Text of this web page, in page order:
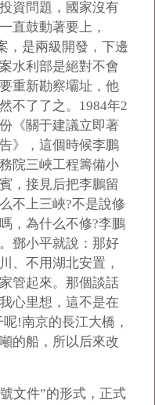
資問題，國家沒有
直鼓動著要上，
，是兩級開發，下邊
水利部是絕對不會
重新勘察壩址，他
不了了之。1984年2
《關于建議立即著
》，這個時候李鵬
院三峽工程籌備小
，接見后把李鵬留
不上三峽?不是說修
，為什么不修?李鵬
鄧小平就說：那好
、不用湖北安置，
管起來。那個談話
心里想，這不是在
!南京的長江大橋，
的船，所以后來改
文件”的形式，正式